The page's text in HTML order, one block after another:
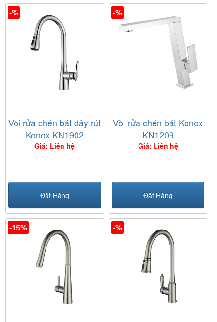
-%
Vòi rửa chén bát dây rút
Konox KN1902
Giá: Liên hệ
Đặt Hàng
-%
Vòi rửa chén bát Konox
KN1209
Giá: Liên hệ
Đặt Hàng
-15% -%